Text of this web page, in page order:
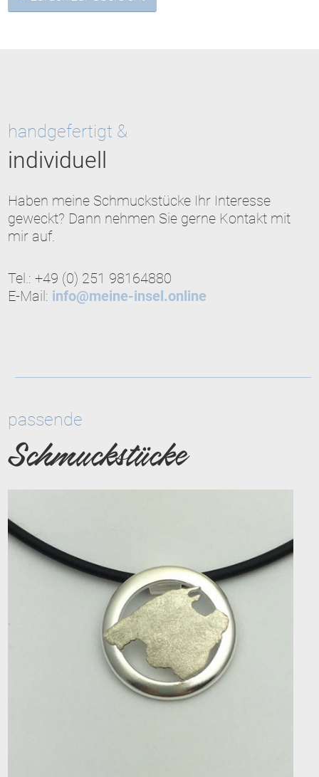
handgefertigt &
individuell
Haben meine Schmuckstücke Ihr Interesse
geweckt? Dann nehmen Sie gerne Kontakt mit
mir auf.
Tel.: +49 (0) 251 98164880
E-Mail: info@meine-insel.online
passende
Schmuckstücke